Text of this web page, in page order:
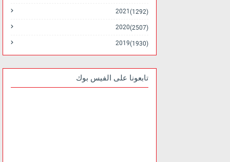
2021 (1292)
2020 (2507)
2019 (1930)
تابعونا على الفيس بوك